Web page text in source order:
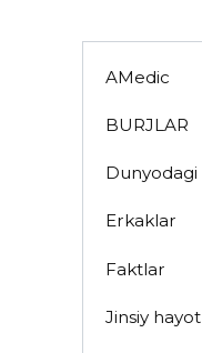
AMedic
BURJLAR
Dunyodagi
Erkaklar
Faktlar
Jinsiy hayot